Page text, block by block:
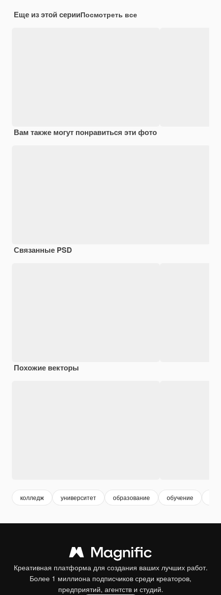
Еще из этой серииПосмотреть все
Вам также могут понравиться эти фото
Связанные PSD
Похожие векторы
колледж университет образование обучение
Креативная платформа для создания ваших лучших работ.
Более 1 миллиона подписчиков среди креаторов,
предприятий, агентств и студий.